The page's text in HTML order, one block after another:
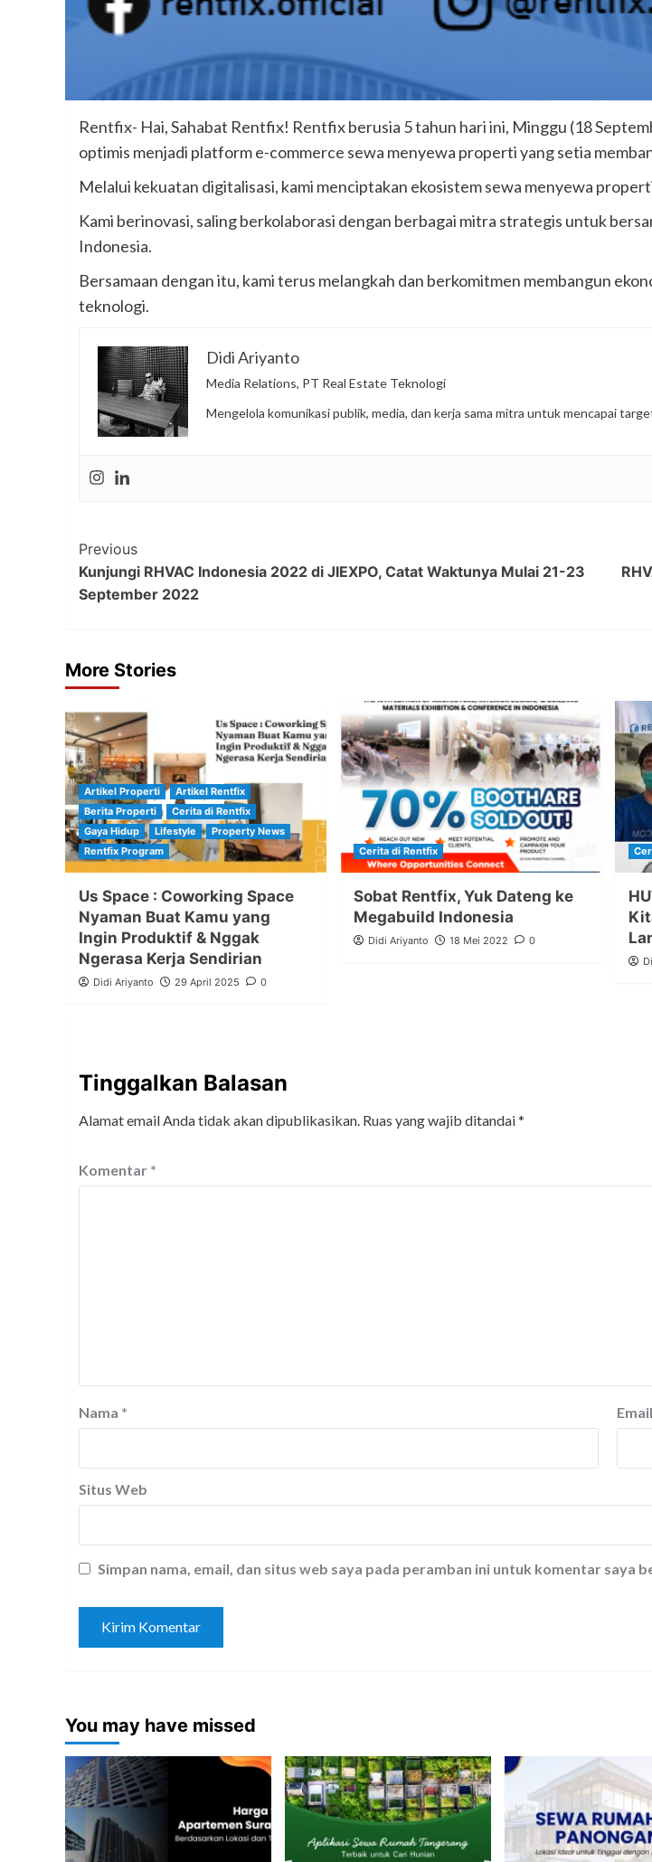
Rentfix- Hai, Sahabat Rentfix! Rentfix berusia 5 tahun hari ini, Minggu (18
optimis menjadi platform e-commerce sewa menyewa properti yang setia
Melalui kekuatan digitalisasi, kami menciptakan ekosistem sewa menyewa
Kami berinovasi, saling berkolaborasi dengan berbagai mitra strategis untuk
Indonesia.
Bersamaan dengan itu, kami terus melangkah dan berkomitmen membangun
teknologi.
Didi Ariyanto
Media Relations, PT Real Estate Teknologi
Mengelola komunikasi publik, media, dan kerja sama mitra untuk mencapai
Post
Navigation
Previous
Kunjungi RHVAC Indonesia 2022 di JIEXPO, Catat Waktunya Mulai 21-23
September 2022
More Stories
Artikel Properti
Artikel Rentfix
Berita Properti
Cerita di Rentfix
Gaya Hidup
Lifestyle
Property News
Rentfix Program
Us Space : Coworking Space
Nyaman Buat Kamu yang
Ingin Produktif & Nggak
Ngerasa Kerja Sendirian
Didi Ariyanto 29 April 2025 0
Cerita di Rentfix
Sobat Rentfix, Yuk Dateng ke
Megabuild Indonesia
Didi Ariyanto 18 Mei 2022 0
Tinggalkan Balasan
Alamat email Anda tidak akan dipublikasikan. Ruas yang wajib ditandai*
Komentar *
Nama * Email
Situs Web
Simpan nama, email, dan situs web saya pada peramban ini untuk komentar saya
You may have missed